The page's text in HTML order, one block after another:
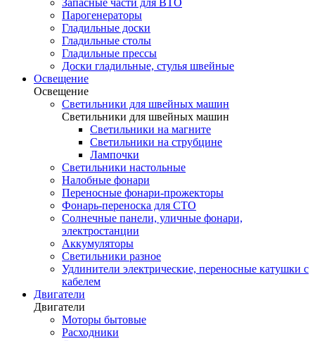
Запасные части для ВТО
Парогенераторы
Гладильные доски
Гладильные столы
Гладильные прессы
Доски гладильные, стулья швейные
Освещение
Освещение
Светильники для швейных машин
Светильники для швейных машин
Светильники на магните
Светильники на струбцине
Лампочки
Светильники настольные
Налобные фонари
Переносные фонари-прожекторы
Фонарь-переноска для СТО
Солнечные панели, уличные фонари,
электростанции
Аккумуляторы
Светильники разное
Удлинители электрические, переносные катушки с
кабелем
Двигатели
Двигатели
Моторы бытовые
Расходники